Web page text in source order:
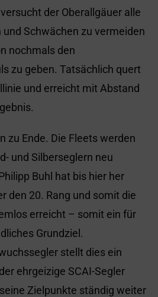
der Oberallgäuer alle
und Schwächen zu vermeiden
nochmals den
zu geben. Tatsächlich quert
und erreicht mit Abstand
zu Ende. Die Fleets werden
und Silberseglern neu
Buhl hat bis hier her
den 20. Rang und somit die
erreicht – somit ein für
Grundziel.
stellt dies ein
ehrgeizige SCAI-Segler
Zielpunkte ständig weiter